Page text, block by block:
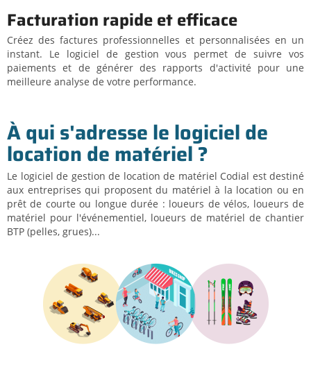
Facturation rapide et efficace
Créez des factures professionnelles et personnalisées en un
instant. Le logiciel de gestion vous permet de suivre vos
paiements et de générer des rapports d'activité pour une
meilleure analyse de votre performance.
À qui s'adresse le logiciel de
location de matériel ?
Le logiciel de gestion de location de matériel Codial est destiné
aux entreprises qui proposent du matériel à la location ou en
prêt de courte ou longue durée : loueurs de vélos, loueurs de
matériel pour l'événementiel, loueurs de matériel de chantier
BTP (pelles, grues)...